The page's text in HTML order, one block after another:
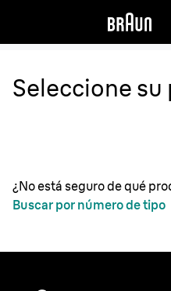
Seleccione
¿No está seguro de qué
Buscar por número de tipo